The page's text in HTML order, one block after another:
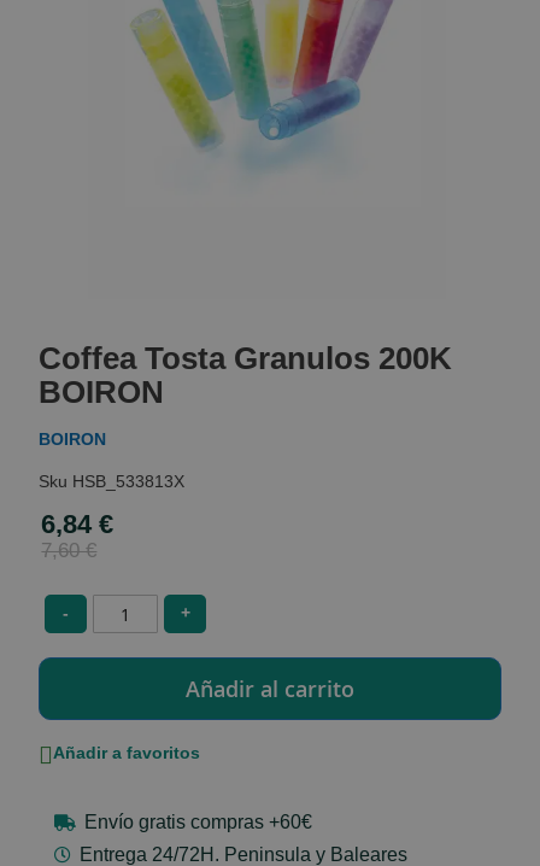
the
beginning
of
the
gallery
Coffea Tosta Granulos 200K
BOIRON
BOIRON
HSB_533813X
Special
Price
6,84 €
7,60 €
- +
Añadir a favoritos
Envío gratis compras +60€
Entrega 24/72H. Peninsula y Baleares